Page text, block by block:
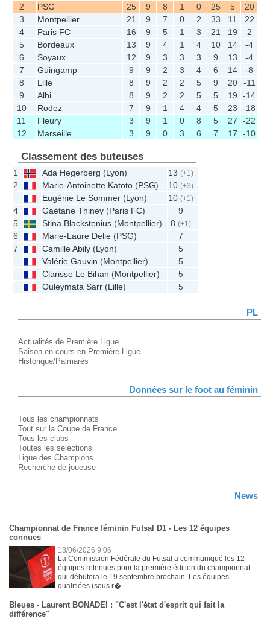
2
PSG 25 9 8 1 0 25 5
20
3
Montpellier 21 9 7 0 2 33 11
22
4
Paris FC 16 9 5 1 3 21 19
2
5
Bordeaux 13 9 4 1 4 10 14
-4
6
Soyaux 12 9 3 3 3 9 13
-4
7
Guingamp 9 9 2 3 4 6 14
-8
8
Lille 8 9 2 2 5 9 20
-11
9
Albi 8 9 2 2 5 5 19
-14
10
Rodez 7 9 1 4 4 5 23
-18
11
Fleury 3 9 1 0 8 5 27
-22
12
Marseille 3 9 0 3 6 7 17 -10
Classement des buteuses
1 Ada Hegerberg (Lyon) 13(+1)
2 Marie-Antoinette Katoto (PSG) 10(+3)
Eugénie Le Sommer (Lyon) 10(+1)
4 Gaëtane Thiney (Paris FC)
9
5
Stina Blackstenius (Montpellier) 8(+1)
6 Marie-Laure Delie (PSG)
7
7
Camille Abily (Lyon)
5
Valérie Gauvin (Montpellier)
5
Clarisse Le Bihan (Montpellier)
5
Ouleymata Sarr (Lille) 5
PL
Actualités de Première Ligue
Saison en cours en Première Ligue
Historique/Palmarès
Données sur le foot au féminin
Tous les championnats
Tout sur la Coupe de France
Tous les clubs
Toutes les sélections
Ligue des Champions
Recherche de joueuse
News
Championnat de France féminin Futsal D1 - Les 12 équipes
connues
18/06/2026 9:06
La Commission Fédérale du Futsal a communiqué les 12
équipes retenues pour la première édition du championnat
qui débutera le 19 septembre prochain. Les équipes
qualifiées (sous r�...
Bleues - Laurent BONADEI : "C'est l'état d'esprit qui fait la
différence"